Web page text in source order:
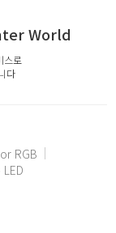
World
스로
다
RGB
LED